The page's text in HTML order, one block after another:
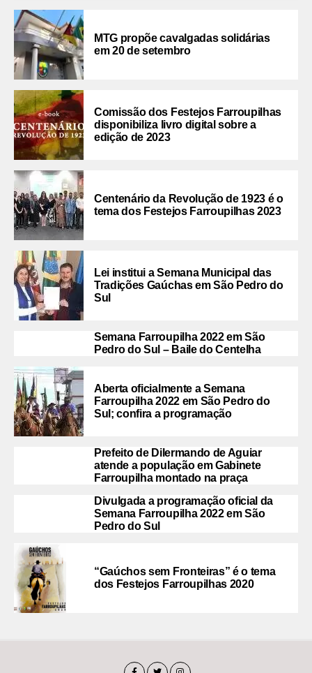
MTG propõe cavalgadas solidárias
em 20 de setembro
Comissão dos Festejos Farroupilhas
disponibiliza livro digital sobre a
edição de 2023
Centenário da Revolução de 1923 é o
tema dos Festejos Farroupilhas 2023
Lei institui a Semana Municipal das
Tradições Gaúchas em São Pedro do
Sul
Semana Farroupilha 2022 em São
Pedro do Sul – Baile do Centelha
Aberta oficialmente a Semana
Farroupilha 2022 em São Pedro do
Sul; confira a programação
Prefeito de Dilermando de Aguiar
atende a população em Gabinete
Farroupilha montado na praça
Divulgada a programação oficial da
Semana Farroupilha 2022 em São
Pedro do Sul
“Gaúchos sem Fronteiras” é o tema
dos Festejos Farroupilhas 2020